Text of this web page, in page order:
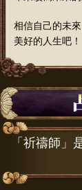
相信自己的未
美好的人生吧！
「祈禱師」